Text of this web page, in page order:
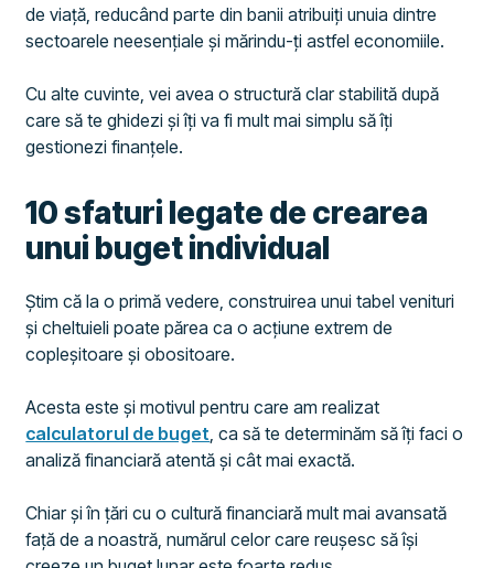
de viață, reducând parte din banii atribuiți unuia dintre
sectoarele neesențiale și mărindu-ți astfel economiile.
Cu alte cuvinte, vei avea o structură clar stabilită după
care să te ghidezi și îți va fi mult mai simplu să îți
gestionezi finanțele.
10 sfaturi legate de crearea
unui buget individual
Știm că la o primă vedere, construirea unui tabel venituri
și cheltuieli poate părea ca o acțiune extrem de
copleșitoare și obositoare.
Acesta este și motivul pentru care am realizat
calculatorul de buget, ca să te determinăm să îți faci o
analiză financiară atentă și cât mai exactă.
Chiar și în țări cu o cultură financiară mult mai avansată
față de a noastră, numărul celor care reușesc să își